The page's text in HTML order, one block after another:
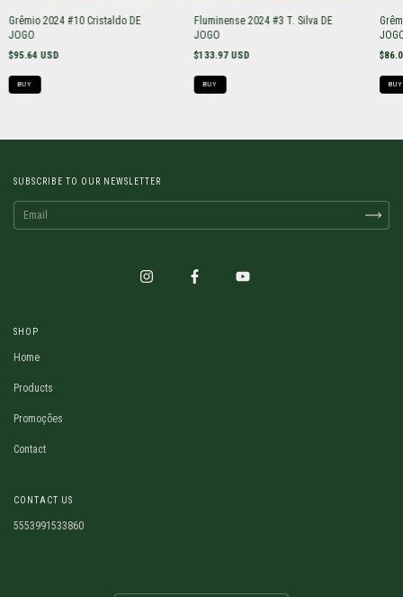
Grêmio 2024 #10 Cristaldo DE
JOGO
$95.64 USD
BUY
Fluminense 2024 #3 T. Silva DE
JOGO
$133.97 USD
BUY BUY
SUBSCRIBE TO OUR NEWSLETTER
SHOP
Home
Products
Promoções
Contact
CONTACT US
5553991533860